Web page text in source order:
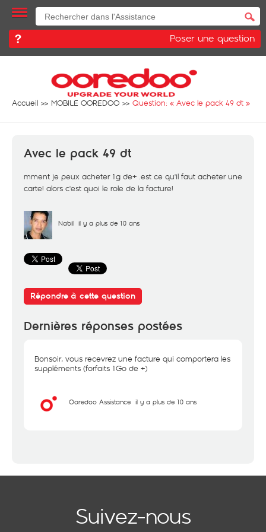
Poser une question
Accueil MOBILE OOREDOO Question: « Avec le pack 49 dt »
Avec le pack 49 dt
mment je peux acheter 1g de+ .est ce qu'il faut acheter une
carte! alors c'est quoi le role de la facture!
Nabil il y a plus de 10 ans
Répondre à cette question
Dernières réponses postées
Bonsoir, vous recevrez une facture qui comportera les
suppléments (forfaits 1Go de +)
Ooredoo Assistance il y a plus de 10 ans
Suivez-nous